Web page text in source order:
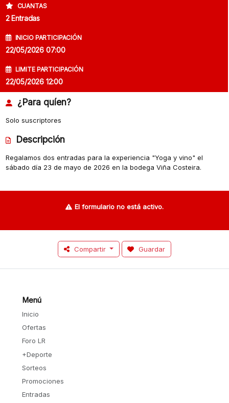
CUANTAS
2 Entradas
INICIO PARTICIPACIÓN
22/05/2026 07:00
LIMITE PARTICIPACIÓN
22/05/2026 12:00
¿Para quíen?
Solo suscriptores
Descripción
Regalamos dos entradas para la experiencia "Yoga y vino" el
sábado día 23 de mayo de 2026 en la bodega Viña Costeira.
El formulario no está activo.
Compartir Guardar
Menú
Inicio
Ofertas
Foro LR
+Deporte
Sorteos
Promociones
Entradas